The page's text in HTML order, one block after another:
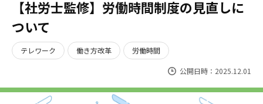
【社労士監修】労働時間制度の見直しに
ついて
テレワーク 働き方改革 労働時間
公開日時：2025.12.01